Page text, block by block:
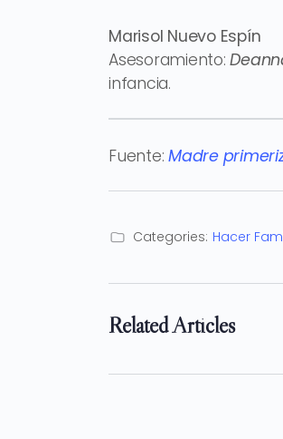
Marisol Nuevo Espín
Asesoramiento:
infancia.
Fuente:Madre
Categories: Hacer
Related Articles